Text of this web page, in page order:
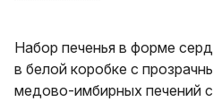
Набор печенья в форме
в белой коробке с
медово-имбирных печений